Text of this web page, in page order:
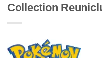
Collection